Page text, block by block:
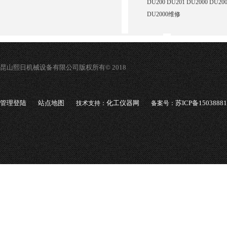
DU200 DU201 DU2000
DU2000维修
昆山熙日机械设备有限公司版权所有© 2018
管理登陆 站点地图 技术支持：化工仪器网 备案号：苏ICP备